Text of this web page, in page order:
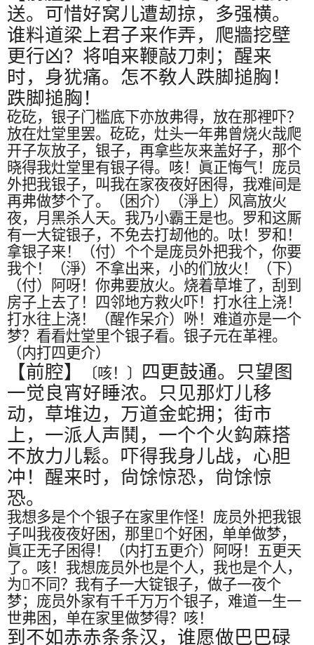
送。可惜好窝儿遭刼掠，多强横。
谁料道梁上君子来作弄，爬牆挖壁
更行凶？将咱来鞭敲刀刺；醒来
时，身犹痛。怎不敎人跌脚搥胸！
跌脚搥胸！
矻矻，银子门槛底下亦放弗得，放在那裡吓？
放在灶堂里罢。矻矻，灶头一年弗曾烧火哉爬
开子灰放子，银子，再拿些灰来盖好子，那个
晓得我灶堂里有银子得。咳！眞正悔气！庞员
外把我银子，叫我在家夜夜好困得，我难间是
再弗做梦个了。（困介）（淨上）风高放火
夜，月黑杀人天。我乃小霸王是也。罗和这厮
有一大锭银子，不免去打刼他的。呔！罗和！
拿银子来！（付）个个是庞员外把我个，你要
我个！（淨）不拿出来，小的们放火！（下）
（付）阿呀！你弗要放火。烧着草堆了，刮到
房子上去了！四邻地方救火吓！打水往上浇！
打水往上浇！（醒作呆介）
𠰻！难道亦是一个
梦？看看灶堂里个银子看。银子元在革裡。
（内打四更介）
【前腔】 〔咳！〕
四更鼓通。只望图
一觉良宵好睡浓。只见那灯儿移
动，草堆边，万道金蛇拥；街市
上，一派人声鬨，一个个火鈎蔴搭
不放力儿鬆。吓得我身儿战，心胆
冲！醒来时，尙馀惊恐，尙馀惊
恐。
我想多是个个银子在家里作怪！庞员外把我银
子叫我夜夜好困，那里𠍽个好困，单单做梦，
眞正无子困得！（内打五更介）阿呀！五更天
了。咳！我想庞员外也是个人，我也是个人，
为𠍽不同？我有子一大锭银子，做子一夜个
梦；庞员外家有千千万万个银子，难道一生一
世弗困，单在家里做梦得？咳！
到不如赤赤条条汉，谁愿做巴巴碌